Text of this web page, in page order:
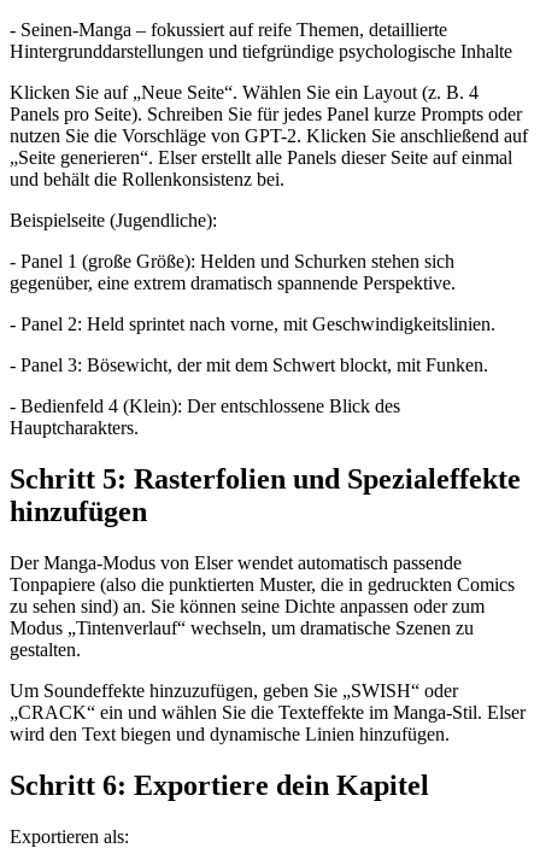
- Seinen-Manga – fokussiert auf reife Themen, detaillierte
Hintergrunddarstellungen und tiefgründige psychologische Inhalte
Klicken Sie auf „Neue Seite“. Wählen Sie ein Layout (z. B. 4
Panels pro Seite). Schreiben Sie für jedes Panel kurze Prompts oder
nutzen Sie die Vorschläge von GPT-2. Klicken Sie anschließend auf
„Seite generieren“. Elser erstellt alle Panels dieser Seite auf einmal
und behält die Rollenkonsistenz bei.
Beispielseite (Jugendliche):
- Panel 1 (große Größe): Helden und Schurken stehen sich
gegenüber, eine extrem dramatisch spannende Perspektive.
- Panel 2: Held sprintet nach vorne, mit Geschwindigkeitslinien.
- Panel 3: Bösewicht, der mit dem Schwert blockt, mit Funken.
- Bedienfeld 4 (Klein): Der entschlossene Blick des
Hauptcharakters.
Schritt 5: Rasterfolien und Spezialeffekte
hinzufügen
Der Manga-Modus von Elser wendet automatisch passende
Tonpapiere (also die punktierten Muster, die in gedruckten Comics
zu sehen sind) an. Sie können seine Dichte anpassen oder zum
Modus „Tintenverlauf“ wechseln, um dramatische Szenen zu
gestalten.
Um Soundeffekte hinzuzufügen, geben Sie „SWISH“ oder
„CRACK“ ein und wählen Sie die Texteffekte im Manga-Stil. Elser
wird den Text biegen und dynamische Linien hinzufügen.
Schritt 6: Exportiere dein Kapitel
Exportieren als: